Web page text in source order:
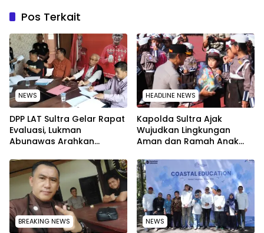
Pos Terkait
NEWS
‎DPP LAT Sultra Gelar Rapat
Evaluasi, Lukman
Abunawas Arahkan
Secara Rutin dan
Menyeluruh
HEADLINE NEWS
Kapolda Sultra Ajak
Wujudkan Lingkungan
Aman dan Ramah Anak
Nasional 2026
BREAKING NEWS NEWS